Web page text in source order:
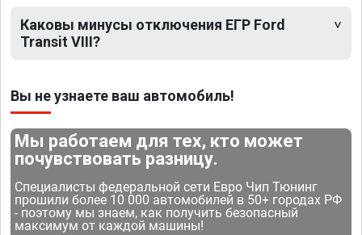
Каковы минусы отключения ЕГР Ford
Transit VIII?
Вы не узнаете ваш автомобиль!
Мы работаем для тех, кто может
почувствовать разницу.
Специалисты федеральной сети Евро Чип Тюнинг
прошили более 10 000 автомобилей в 50+ городах РФ
- поэтому мы знаем, как получить безопасный
максимум от каждой машины!